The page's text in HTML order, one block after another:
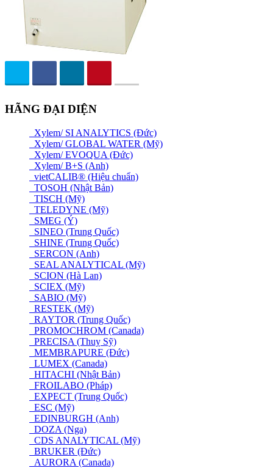
HÃNG ĐẠI DIỆN
Xylem/ SI ANALYTICS (Đức)
Xylem/ GLOBAL WATER (Mỹ)
Xylem/ EVOQUA (Đức)
Xylem/ B+S (Anh)
vietCALIB® (Hiệu chuẩn)
TOSOH (Nhật Bản)
TISCH (Mỹ)
TELEDYNE (Mỹ)
SMEG (Ý)
SINEO (Trung Quốc)
SHINE (Trung Quốc)
SERCON (Anh)
SEAL ANALYTICAL (Mỹ)
SCION (Hà Lan)
SCIEX (Mỹ)
SABIO (Mỹ)
RESTEK (Mỹ)
RAYTOR (Trung Quốc)
PROMOCHROM (Canada)
PRECISA (Thuỵ Sỹ)
MEMBRAPURE (Đức)
LUMEX (Canada)
HITACHI (Nhật Bản)
FROILABO (Pháp)
EXPECT (Trung Quốc)
ESC (Mỹ)
EDINBURGH (Anh)
DOZA (Nga)
CDS ANALYTICAL (Mỹ)
BRUKER (Đức)
AURORA (Canada)